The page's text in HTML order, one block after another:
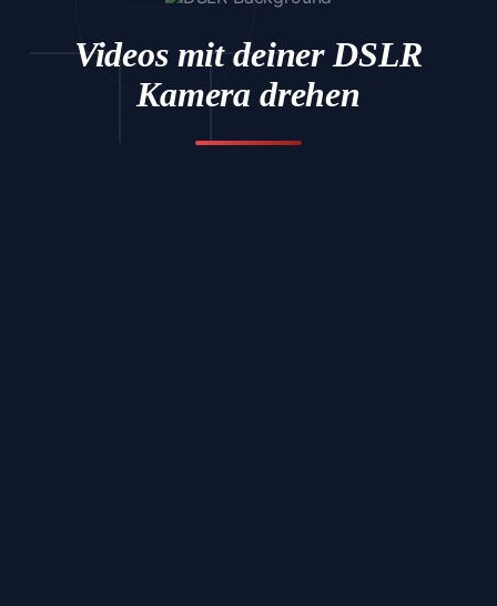
Videos mit deiner DSLR
Kamera drehen